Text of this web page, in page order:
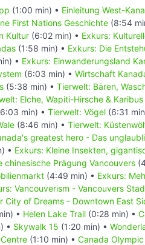
(1:00 min) • Einleitung West-
First Nations Geschichte (8:54
Kultur (6:02 min) • Exkurs:
(1:58 min) • Exkurs: Die
• Exkurs: Einwanderungsland
(6:03 min) • Wirtschaft
(5:38 min) • Tierwelt: Bären,
Elche, Wapiti-Hirsche & Karibus
min) • Tierwelt: Vögel (6:31
(8:46 min) • Tierwelt:
greatest hero - Das
• Exkurs: Kleine Insekten,
chinesische Prägung Vancouvers
(4:49 min) • Exkurs:
Vancouverism - Vancouvers
City of Dreams - Downtown East
• Helen Lake Trail (0:28 min) •
• Skywalk 15 (1:20 min) •
(1:10 min) • Canada